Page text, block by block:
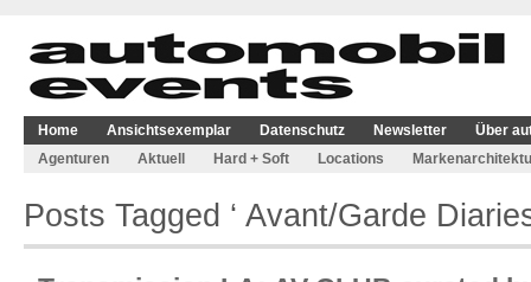
Home Ansichtsexemplar Datenschutz Newsletter
Über
Agenturen
Aktuell Hard + Soft Locations
Posts Tagged ‘ Avant/Garde